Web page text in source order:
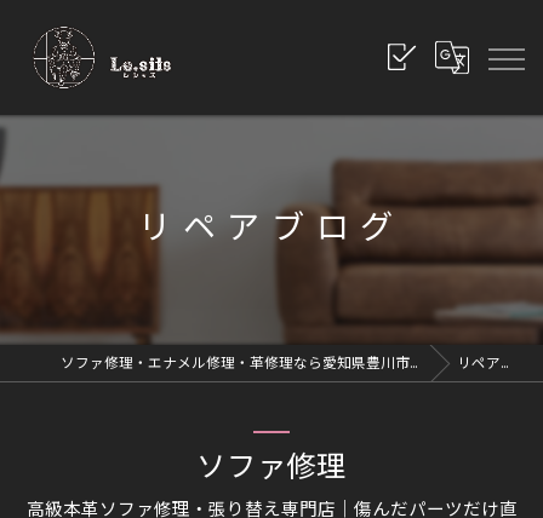
リペアブログ
ソファ修理・エナメル修理・革修理なら愛知県豊川市のレシッズへ｜全国対応 リペアブログ
ソファ修理
高級本革ソファ修理・張り替え専門店｜傷んだパーツだけ直